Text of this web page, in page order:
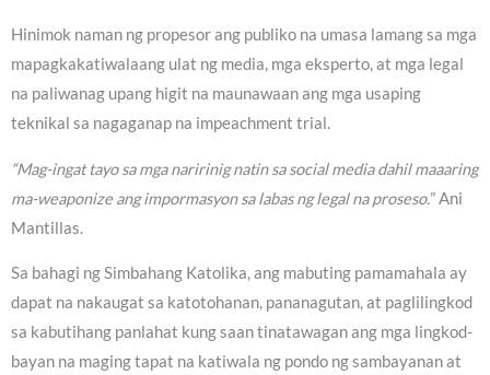
Hinimok naman ng propesor ang publiko na umasa lamang sa mga
mapagkakatiwalaang ulat ng media, mga eksperto, at mga legal
na paliwanag upang higit na maunawaan ang mga usaping
teknikal sa nagaganap na impeachment trial.
“Mag-ingat tayo sa mga naririnig natin sa social media dahil maaaring
ma-weaponize ang impormasyon sa labas ng legal na proseso.” Ani
Mantillas.
Sa bahagi ng Simbahang Katolika, ang mabuting pamamahala ay
dapat na nakaugat sa katotohanan, pananagutan, at paglilingkod
sa kabutihang panlahat kung saan tinatawagan ang mga lingkod-
bayan na maging tapat na katiwala ng pondo ng sambayanan at